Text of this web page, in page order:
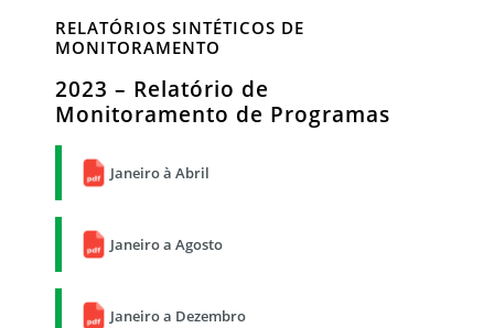
RELATÓRIOS SINTÉTICOS DE
MONITORAMENTO
2023 – Relatório de
Monitoramento de Programas
Janeiro à Abril
Janeiro a Agosto
Janeiro a Dezembro